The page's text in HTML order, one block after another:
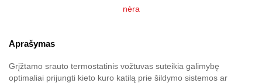
nėra
Aprašymas
Grįžtamo srauto termostatinis vožtuvas suteikia galimybę
optimaliai prijungti kieto kuro katilą prie šildymo sistemos ar